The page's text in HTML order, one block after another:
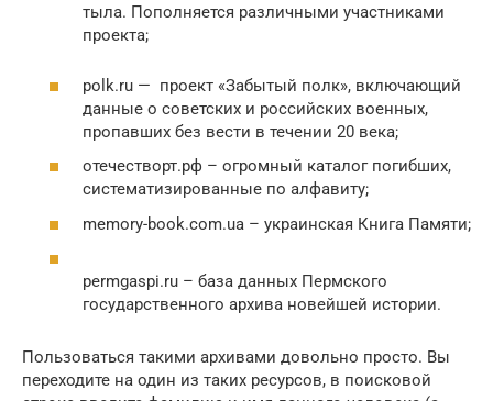
тыла. Пополняется различными участниками
проекта;
polk.ru — проект «Забытый полк», включающий
данные о советских и российских военных,
пропавших без вести в течении 20 века;
отечестворт.рф – огромный каталог погибших,
систематизированные по алфавиту;
memory-book.com.ua – украинская Книга Памяти;
permgaspi.ru – база данных Пермского
государственного архива новейшей истории.
Пользоваться такими архивами довольно просто. Вы
переходите на один из таких ресурсов, в поисковой